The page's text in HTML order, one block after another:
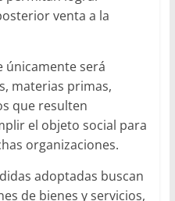
venta a la
únicamente será
materias primas,
que resulten
el objeto social para
organizaciones.
adoptadas buscan
de bienes y servicios,